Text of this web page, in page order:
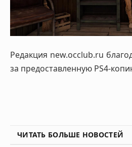
Редакция new.occlub.ru
за предоставленную PS4-
ЧИТАТЬ БОЛЬШЕ НОВОСТЕЙ